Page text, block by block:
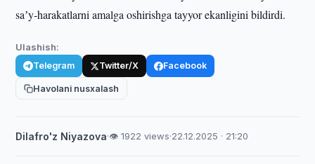
saʼy-harakatlarni amalga oshirishga tayyor ekanligini bildirdi.
Ulashish:
Telegram Twitter/X Facebook
Havolani nusxalash
Dilafro'z Niyazova·👁 1922 views·22.12.2025 · 21:20